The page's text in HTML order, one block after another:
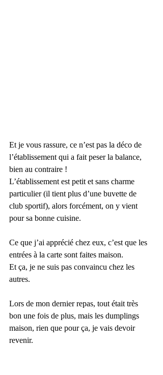
Et je vous rassure, ce n’est pas la déco de
l’établissement qui a fait peser la balance,
bien au contraire !
L’établissement est petit et sans charme
particulier (il tient plus d’une buvette de
club sportif), alors forcément, on y vient
pour sa bonne cuisine.
Ce que j’ai apprécié chez eux, c’est que les
entrées à la carte sont faites maison.
Et ça, je ne suis pas convaincu chez les
autres.
Lors de mon dernier repas, tout était très
bon une fois de plus, mais les dumplings
maison, rien que pour ça, je vais devoir
revenir.